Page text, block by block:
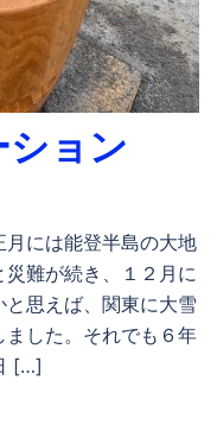
ョン
には能登半島の大地
難が続き、１２月に
思えば、関東に大雪
した。それでも６年
[…]